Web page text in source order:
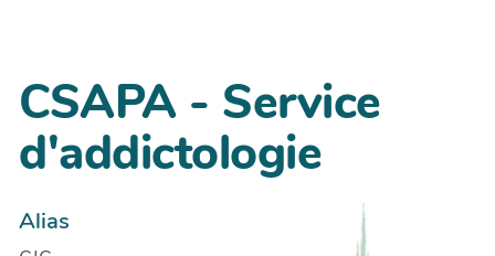
CSAPA - Service
d'addictologie
Alias